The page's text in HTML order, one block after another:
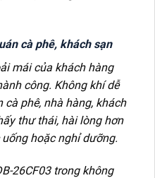
cà phê, khách sạn
mái của khách hàng
công. Không khí dễ
phê, nhà hàng, khách
thư thái, hài lòng hơn
hoặc nghỉ dưỡng.
26CF03 trong không